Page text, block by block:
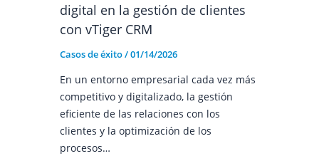
digital en la gestión de clientes
con vTiger CRM
Casos de éxito/01/14/2026
En un entorno empresarial cada vez más
competitivo y digitalizado, la gestión
eficiente de las relaciones con los
clientes y la optimización de los
procesos…